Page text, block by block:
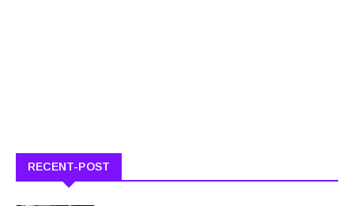
RECENT-POST